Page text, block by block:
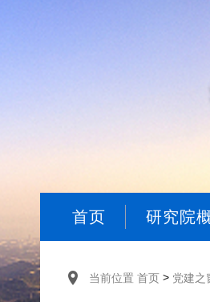
首页 研究院
当前位置 首页 > 党建之